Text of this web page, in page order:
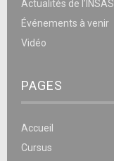
Actualités de l’INSAS
Événements à venir
Vidéo
PAGES
Accueil
Cursus